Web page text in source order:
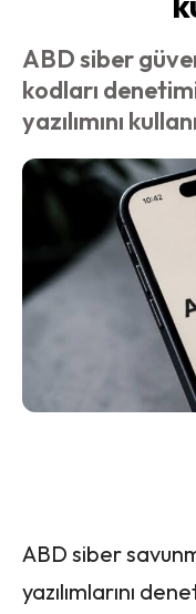
ABD siber
kodları
yazılımını
ABD siber
yazılımlarını